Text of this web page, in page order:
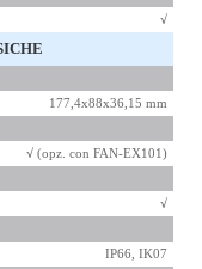
√
177,4x88x36,15 mm
√ (opz. con FAN-EX101)
√
IP66, IK07